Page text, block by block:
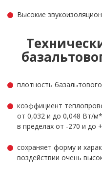
Высокие
плотность
коэффициент
от 0,032 и до 0,048 Вт/
в пределах от -270 и до
сохраняет форму и
воздействии очень